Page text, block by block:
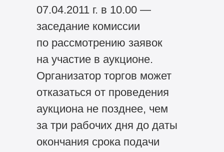
07.04.2011 г. в 10.00 —
заседание комиссии
по рассмотрению заявок
на участие в аукционе.
Организатор торгов может
отказаться от проведения
аукциона не позднее, чем
за три рабочих дня до даты
окончания срока подачи